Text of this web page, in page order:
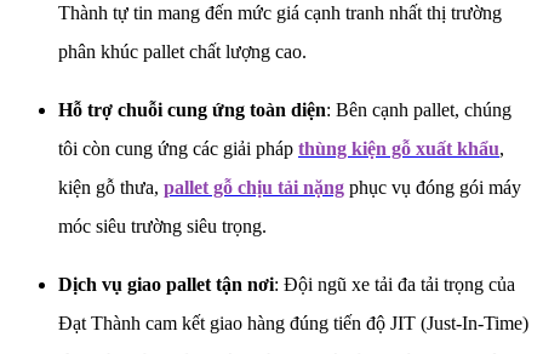
Thành tự tin mang đến mức giá cạnh tranh nhất thị trường
phân khúc pallet chất lượng cao.
Hỗ trợ chuỗi cung ứng toàn diện: Bên cạnh pallet, chúng
tôi còn cung ứng các giải pháp thùng kiện gỗ xuất khẩu,
kiện gỗ thưa, pallet gỗ chịu tải nặng phục vụ đóng gói máy
móc siêu trường siêu trọng.
Dịch vụ giao pallet tận nơi: Đội ngũ xe tải đa tải trọng của
Đạt Thành cam kết giao hàng đúng tiến độ JIT (Just-In-Time)